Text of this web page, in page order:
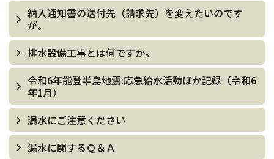
納入通知書の送付先（請求先）を変えたいのです
が。
排水設備工事とは何ですか。
令和6年能登半島地震:応急給水活動ほか記録（令和6
年1月）
漏水にご注意ください
漏水に関するＱ＆Ａ